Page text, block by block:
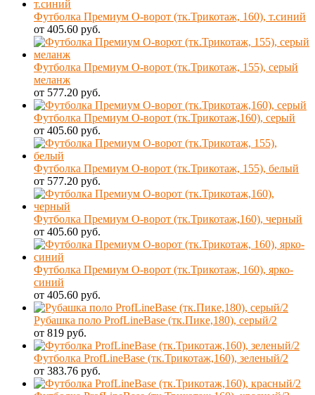
Футболка Премиум О-ворот (тк.Трикотаж, 160), т.синий
от 405.60 руб.
Футболка Премиум О-ворот (тк.Трикотаж, 155), серый
меланж
от 577.20 руб.
Футболка Премиум О-ворот (тк.Трикотаж,160), серый
от 405.60 руб.
Футболка Премиум О-ворот (тк.Трикотаж, 155), белый
от 577.20 руб.
Футболка Премиум О-ворот (тк.Трикотаж,160), черный
от 405.60 руб.
Футболка Премиум О-ворот (тк.Трикотаж, 160), ярко-
синий
от 405.60 руб.
Рубашка поло ProfLineBase (тк.Пике,180), серый/2
от 819 руб.
Футболка ProfLineBase (тк.Трикотаж,160), зеленый/2
от 383.76 руб.